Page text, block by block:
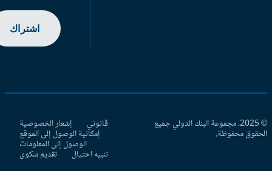
اشتراك
© 2025، مجموعة البنك الدولي جميع
محفوظة.
قانوني إشعار الخصوصية
إمكانية الوصول إلى الموقع
الوصول إلى المعلومات
تنبيه احتيال تقديم شكوى